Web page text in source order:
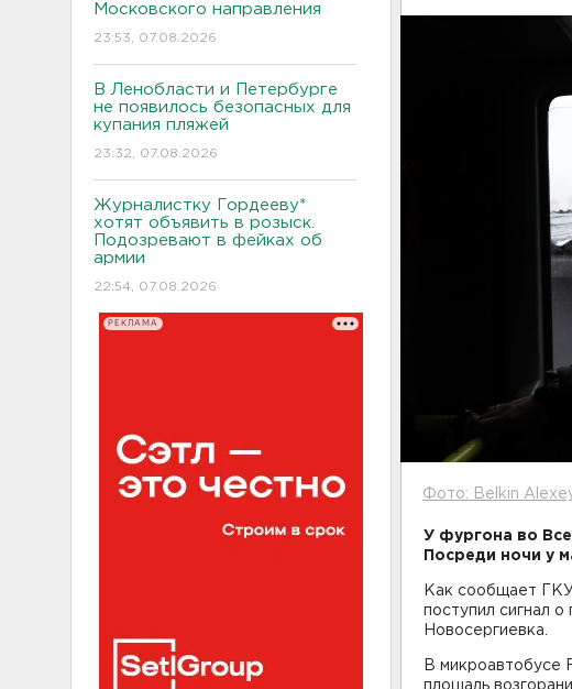
Московского направления
23:53, 07.08.2026
В Ленобласти и Петербурге
не появилось безопасных для
купания пляжей
23:32, 07.08.2026
Журналистку Гордееву*
хотят объявить в розыск.
Подозревают в фейках об
армии
22:54, 07.08.2026
РЕКЛАМА
Фото: Belkin
У фургона во
Посреди ночи у
Как сообщает
поступил сигнал
Новосергиевка.
В микроавтобусе
площадь